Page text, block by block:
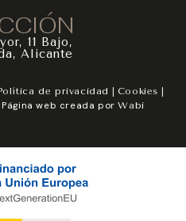
11 Bajo,
Alicante
de privacidad | Cookies |
Página web creada porWabi